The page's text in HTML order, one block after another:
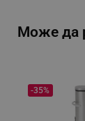
Може да
-35%